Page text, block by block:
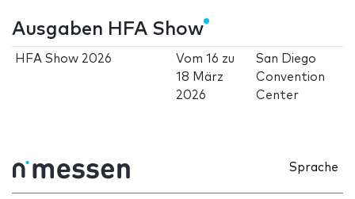
Ausgaben HFA Show
HFA Show 2026 Vom16 zu
18 März
2026
San Diego
Convention
Center
Sprache